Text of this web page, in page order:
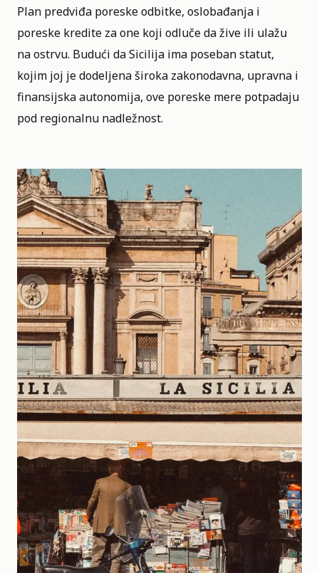
Plan predviđa poreske odbitke, oslobađanja i
poreske kredite za one koji odluče da žive ili ulažu
na ostrvu. Budući da Sicilija ima poseban statut,
kojim joj je dodeljena široka zakonodavna, upravna i
finansijska autonomija, ove poreske mere potpadaju
pod regionalnu nadležnost.